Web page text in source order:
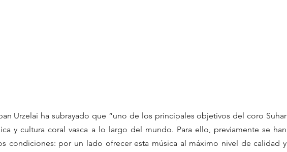
Urzelai ha subrayado que “uno de los principales objetivos del coro Suhar
y cultura coral vasca a lo largo del mundo. Para ello, previamente se han
condiciones: por un lado ofrecer esta música al máximo nivel de calidad y